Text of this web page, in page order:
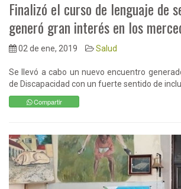
Finalizó el curso de lenguaje de
generó gran interés en los
02 de ene, 2019 Salud
Se llevó a cabo un nuevo encuentro
de Discapacidad con un fuerte sentido de
Compartir